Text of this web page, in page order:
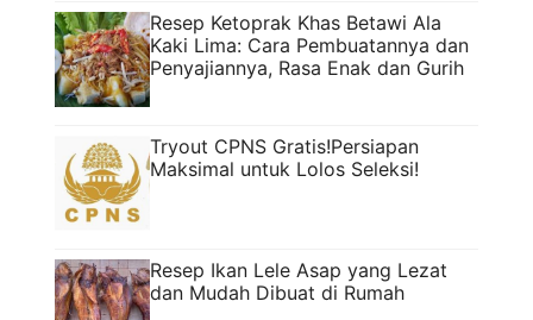
Resep Ketoprak Khas Betawi Ala
Kaki Lima: Cara Pembuatannya dan
Penyajiannya, Rasa Enak dan Gurih
Tryout CPNS Gratis!Persiapan
Maksimal untuk Lolos Seleksi!
Resep Ikan Lele Asap yang Lezat
dan Mudah Dibuat di Rumah